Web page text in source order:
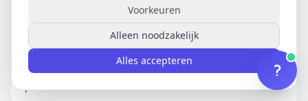
Apple maakt resultaten derde kwartaal
bekend
Records in derde kwartaal qua totale omzet en winst
per aandeelNieuw record voor kwartaalomzet uit
Voorkeuren
Alleen noodzakelijk
Alles accepteren